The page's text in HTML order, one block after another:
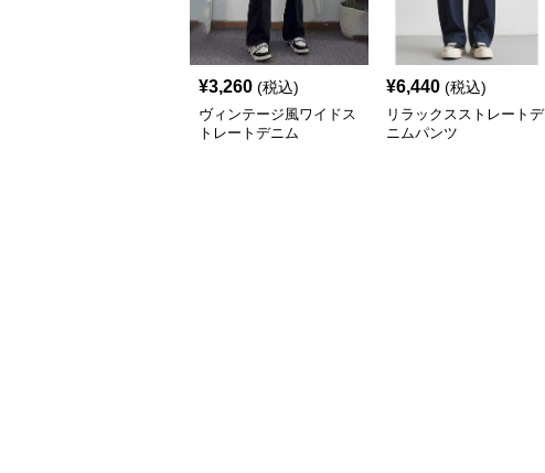
¥3,260 (税込)
ヴィンテージ風ワイドス
トレートデニム
¥6,440 (税込)
リラックスストレートデ
ニムパンツ